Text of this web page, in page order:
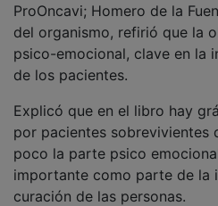
ProOncavi; Homero de la
del organismo, refirió que la
psico-emocional, clave en la
de los pacientes.
Explicó que en el libro hay
por pacientes sobrevivientes
poco la parte psico
importante como parte de la
curación de las personas.